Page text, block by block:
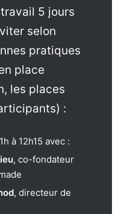
5 jours
selon
pratiques
place
les places
:
à 12h15 avec :
, co-fondateur
, directeur de